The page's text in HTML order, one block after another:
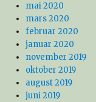
mai 2020
mars 2020
februar 2020
januar 2020
november 2019
oktober 2019
august 2019
juni 2019